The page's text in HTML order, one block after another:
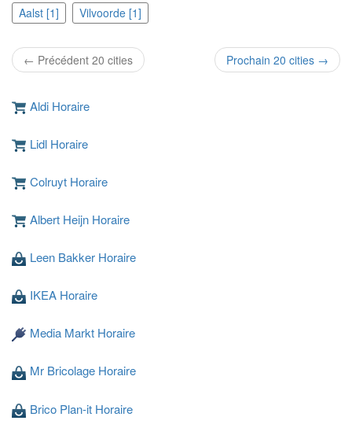
Aalst [1]
Vilvoorde [1]
← Précédent 20 cities Prochain 20 cities →
Aldi Horaire
Lidl Horaire
Colruyt Horaire
Albert Heijn Horaire
Leen Bakker Horaire
IKEA Horaire
Media Markt Horaire
Mr Bricolage Horaire
Brico Plan-it Horaire